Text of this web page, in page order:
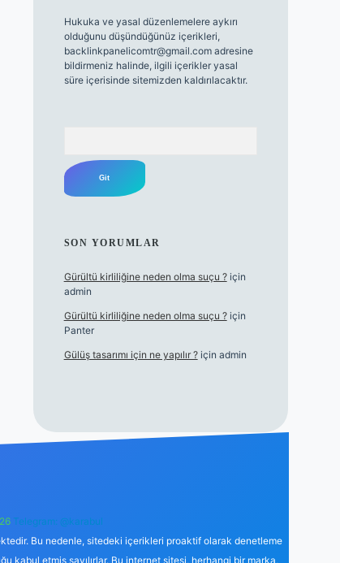
Hukuka ve yasal düzenlemelere aykırı
olduğunu düşündüğünüz içerikleri,
backlinkpanelicomtr@gmail.comadresine
bildirmeniz halinde, ilgili içerikler yasal
süre içerisinde sitemizden kaldırılacaktır.
SON YORUMLAR
Gürültü kirliliğine neden olma suçu ?için
admin
Gürültü kirliliğine neden olma suçu ?için
Panter
Gülüş tasarımı için ne yapılır ?için admin
Telegram: @karabul
Bu nedenle, sitedeki içerikleri proaktif olarak denetleme
kabul etmiş sayılırlar. Bu internet sitesi, herhangi bir marka,